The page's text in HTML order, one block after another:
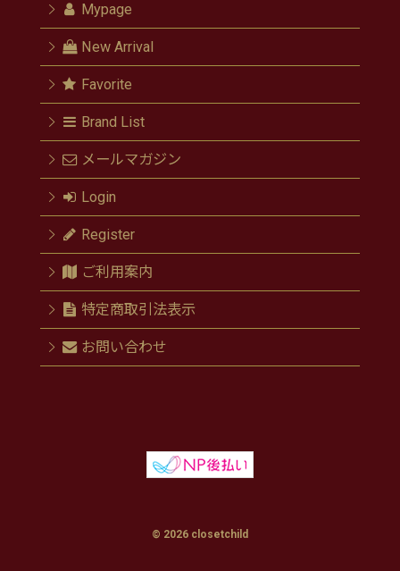
Mypage
New Arrival
Favorite
Brand List
メールマガジン
Login
Register
ご利用案内
特定商取引法表示
お問い合わせ
© 2026 closetchild